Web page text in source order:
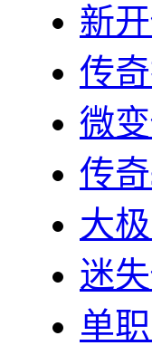
新
传
微
传
大
迷
单